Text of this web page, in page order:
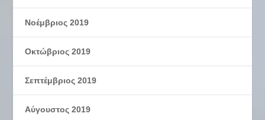
Νοέμβριος 2019
Οκτώβριος 2019
Σεπτέμβριος 2019
Αύγουστος 2019